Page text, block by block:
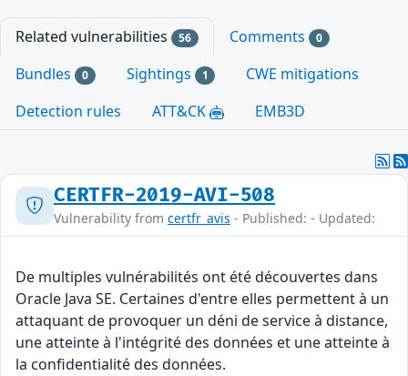
Related vulnerabilities 56 Comments 0
Bundles 0 Sightings 1
CWE mitigations
Detection rules
ATT&CK EMB3D
CERTFR-2019-AVI-508
Vulnerability from certfr_avis - Published: - Updated:
De multiples vulnérabilités ont été découvertes dans
Oracle Java SE. Certaines d'entre elles permettent à un
attaquant de provoquer un déni de service à distance,
une atteinte à l'intégrité des données et une atteinte à
la confidentialité des données.